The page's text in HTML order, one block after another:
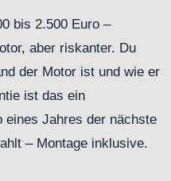
bis 2.500 Euro –
aber riskanter. Du
der Motor ist und wie er
ist das ein
eines Jahres der nächste
– Montage inklusive.